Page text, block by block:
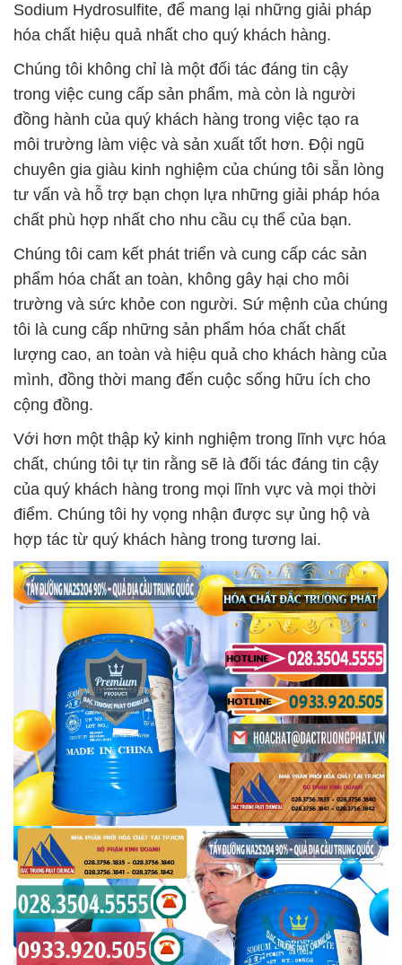
Sodium Hydrosulfite, để mang lại những giải pháp
hóa chất hiệu quả nhất cho quý khách hàng.
Chúng tôi không chỉ là một đối tác đáng tin cậy
trong việc cung cấp sản phẩm, mà còn là người
đồng hành của quý khách hàng trong việc tạo ra
môi trường làm việc và sản xuất tốt hơn. Đội ngũ
chuyên gia giàu kinh nghiệm của chúng tôi sẵn lòng
tư vấn và hỗ trợ bạn chọn lựa những giải pháp hóa
chất phù hợp nhất cho nhu cầu cụ thể của bạn.
Chúng tôi cam kết phát triển và cung cấp các sản
phẩm hóa chất an toàn, không gây hại cho môi
trường và sức khỏe con người. Sứ mệnh của chúng
tôi là cung cấp những sản phẩm hóa chất chất
lượng cao, an toàn và hiệu quả cho khách hàng của
mình, đồng thời mang đến cuộc sống hữu ích cho
cộng đồng.
Với hơn một thập kỷ kinh nghiệm trong lĩnh vực hóa
chất, chúng tôi tự tin rằng sẽ là đối tác đáng tin cậy
của quý khách hàng trong mọi lĩnh vực và mọi thời
điểm. Chúng tôi hy vọng nhận được sự ủng hộ và
hợp tác từ quý khách hàng trong tương lai.